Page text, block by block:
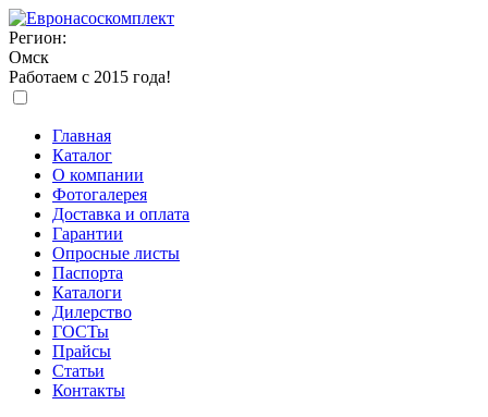
Регион:
Омск
Работаем с 2015 года!
Главная
Каталог
О компании
Фотогалерея
Доставка и оплата
Гарантии
Опросные листы
Паспорта
Каталоги
Дилерство
ГОСТы
Прайсы
Статьи
Контакты